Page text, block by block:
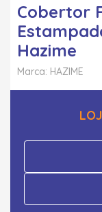
Cobertor
Hazime
Marca: HAZIME